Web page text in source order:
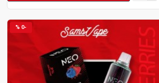
-0 %